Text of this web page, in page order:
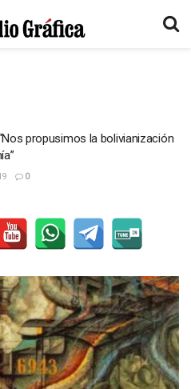
propusimos la bolivianización
0